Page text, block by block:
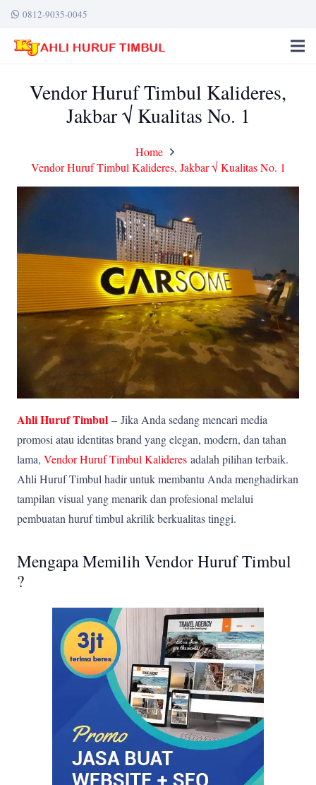
0812-9035-0045
Vendor Huruf Timbul Kalideres,
Jakbar √ Kualitas No. 1
Home
Vendor Huruf Timbul Kalideres, Jakbar √ Kualitas No. 1
Ahli Huruf Timbul – Jika Anda sedang mencari media
promosi atau identitas brand yang elegan, modern, dan tahan
lama, Vendor Huruf Timbul Kalideres adalah pilihan terbaik.
Ahli Huruf Timbul hadir untuk membantu Anda menghadirkan
tampilan visual yang menarik dan profesional melalui
pembuatan huruf timbul akrilik berkualitas tinggi.
Mengapa Memilih Vendor Huruf Timbul
?